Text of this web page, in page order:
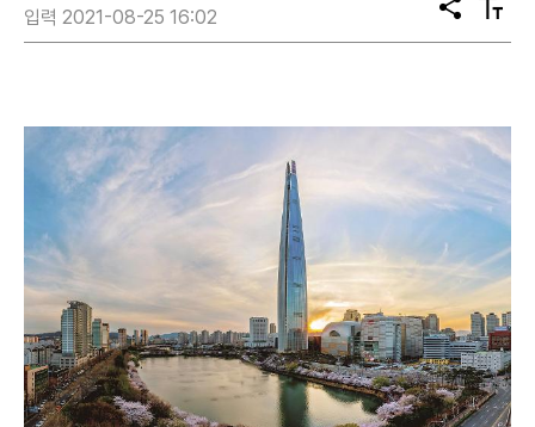
입력 2021-08-25 16:02
공
유
텍
스